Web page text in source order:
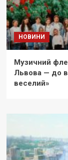
НОВИНИ
Музичний
Львова — до
веселий»